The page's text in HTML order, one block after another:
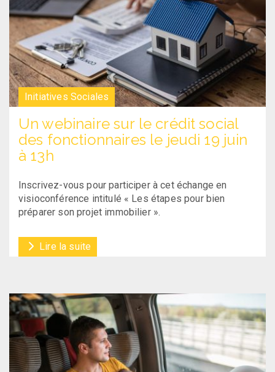
Initiatives Sociales
Un webinaire sur le crédit social
des fonctionnaires le jeudi 19 juin
à 13h
Inscrivez-vous pour participer à cet échange en
visioconférence intitulé « Les étapes pour bien
préparer son projet immobilier ».
Lire la suite